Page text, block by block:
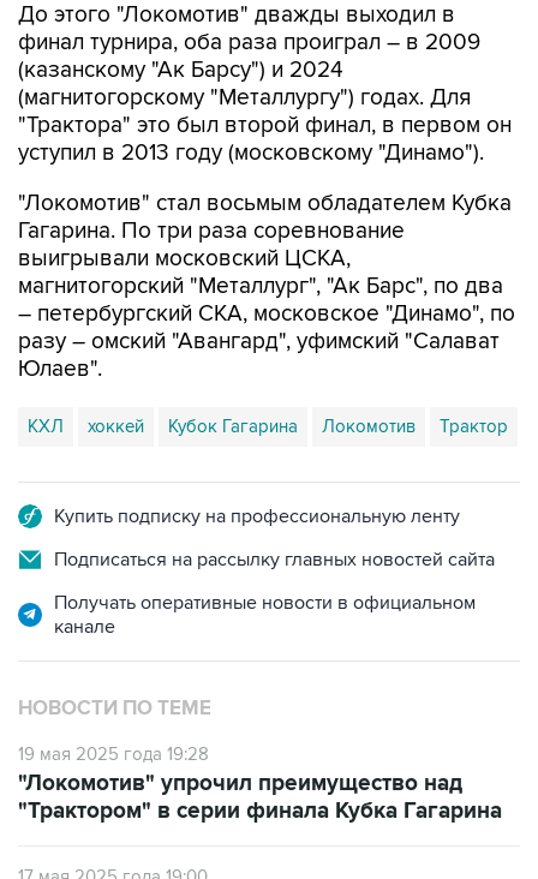
До этого "Локомотив" дважды выходил в
финал турнира, оба раза проиграл – в 2009
(казанскому "Ак Барсу") и 2024
(магнитогорскому "Металлургу") годах. Для
"Трактора" это был второй финал, в первом он
уступил в 2013 году (московскому "Динамо").
"Локомотив" стал восьмым обладателем Кубка
Гагарина. По три раза соревнование
выигрывали московский ЦСКА,
магнитогорский "Металлург", "Ак Барс", по два
– петербургский СКА, московское "Динамо", по
разу – омский "Авангард", уфимский "Салават
Юлаев".
КХЛ хоккей Кубок Гагарина Локомотив Трактор
Купить подписку на профессиональную ленту
Подписаться на рассылку главных новостей сайта
Получать оперативные новости в официальном
канале
НОВОСТИ ПО ТЕМЕ
19 мая 2025 года 19:28
"Локомотив" упрочил преимущество над
"Трактором" в серии финала Кубка Гагарина